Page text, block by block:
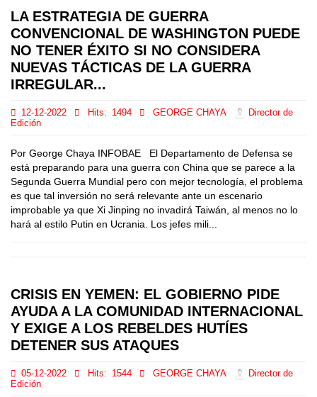
LA ESTRATEGIA DE GUERRA
CONVENCIONAL DE WASHINGTON PUEDE
NO TENER ÉXITO SI NO CONSIDERA
NUEVAS TÁCTICAS DE LA GUERRA
IRREGULAR...
12-12-2022 Hits: 1494 GEORGE CHAYA
Director de
Edición
Por George Chaya INFOBAE El Departamento de Defensa se
está preparando para una guerra con China que se parece a la
Segunda Guerra Mundial pero con mejor tecnología, el problema
es que tal inversión no será relevante ante un escenario
improbable ya que Xi Jinping no invadirá Taiwán, al menos no lo
hará al estilo Putin en Ucrania. Los jefes mili...
CRISIS EN YEMEN: EL GOBIERNO PIDE
AYUDA A LA COMUNIDAD INTERNACIONAL
Y EXIGE A LOS REBELDES HUTÍES
DETENER SUS ATAQUES
05-12-2022 Hits: 1544 GEORGE CHAYA
Director de
Edición